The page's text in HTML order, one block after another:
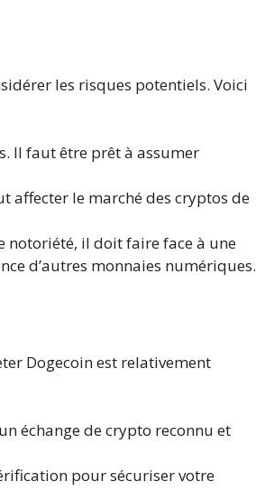
les risques potentiels. Voici
Il faut être prêt à assumer
affecter le marché des cryptos de
notoriété, il doit faire face à une
d’autres monnaies numériques.
Dogecoin est relativement
échange de crypto reconnu et
pour sécuriser votre